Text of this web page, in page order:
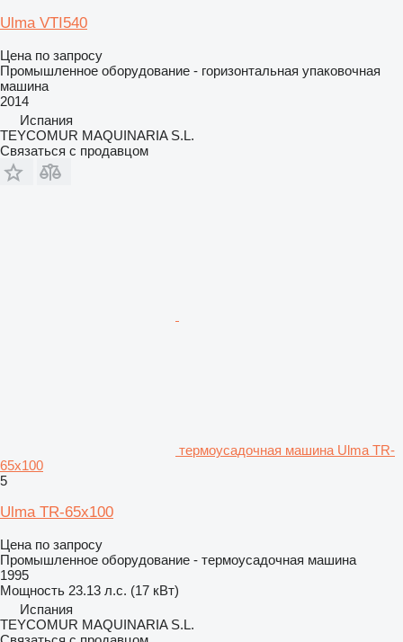
Ulma VTI540
Цена по запросу
Промышленное оборудование - горизонтальная упаковочная
машина
2014
Испания
TEYCOMUR MAQUINARIA S.L.
Связаться с продавцом
термоусадочная машина Ulma TR-
65x100
5
Ulma TR-65x100
Цена по запросу
Промышленное оборудование - термоусадочная машина
1995
Мощность 23.13 л.с. (17 кВт)
Испания
TEYCOMUR MAQUINARIA S.L.